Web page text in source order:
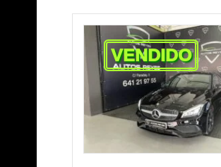
VENDIDO